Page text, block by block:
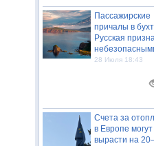
Пассажирские
причалы в
Русская
28 Июля 18:43
Счета за
в Европе могут
вырасти на